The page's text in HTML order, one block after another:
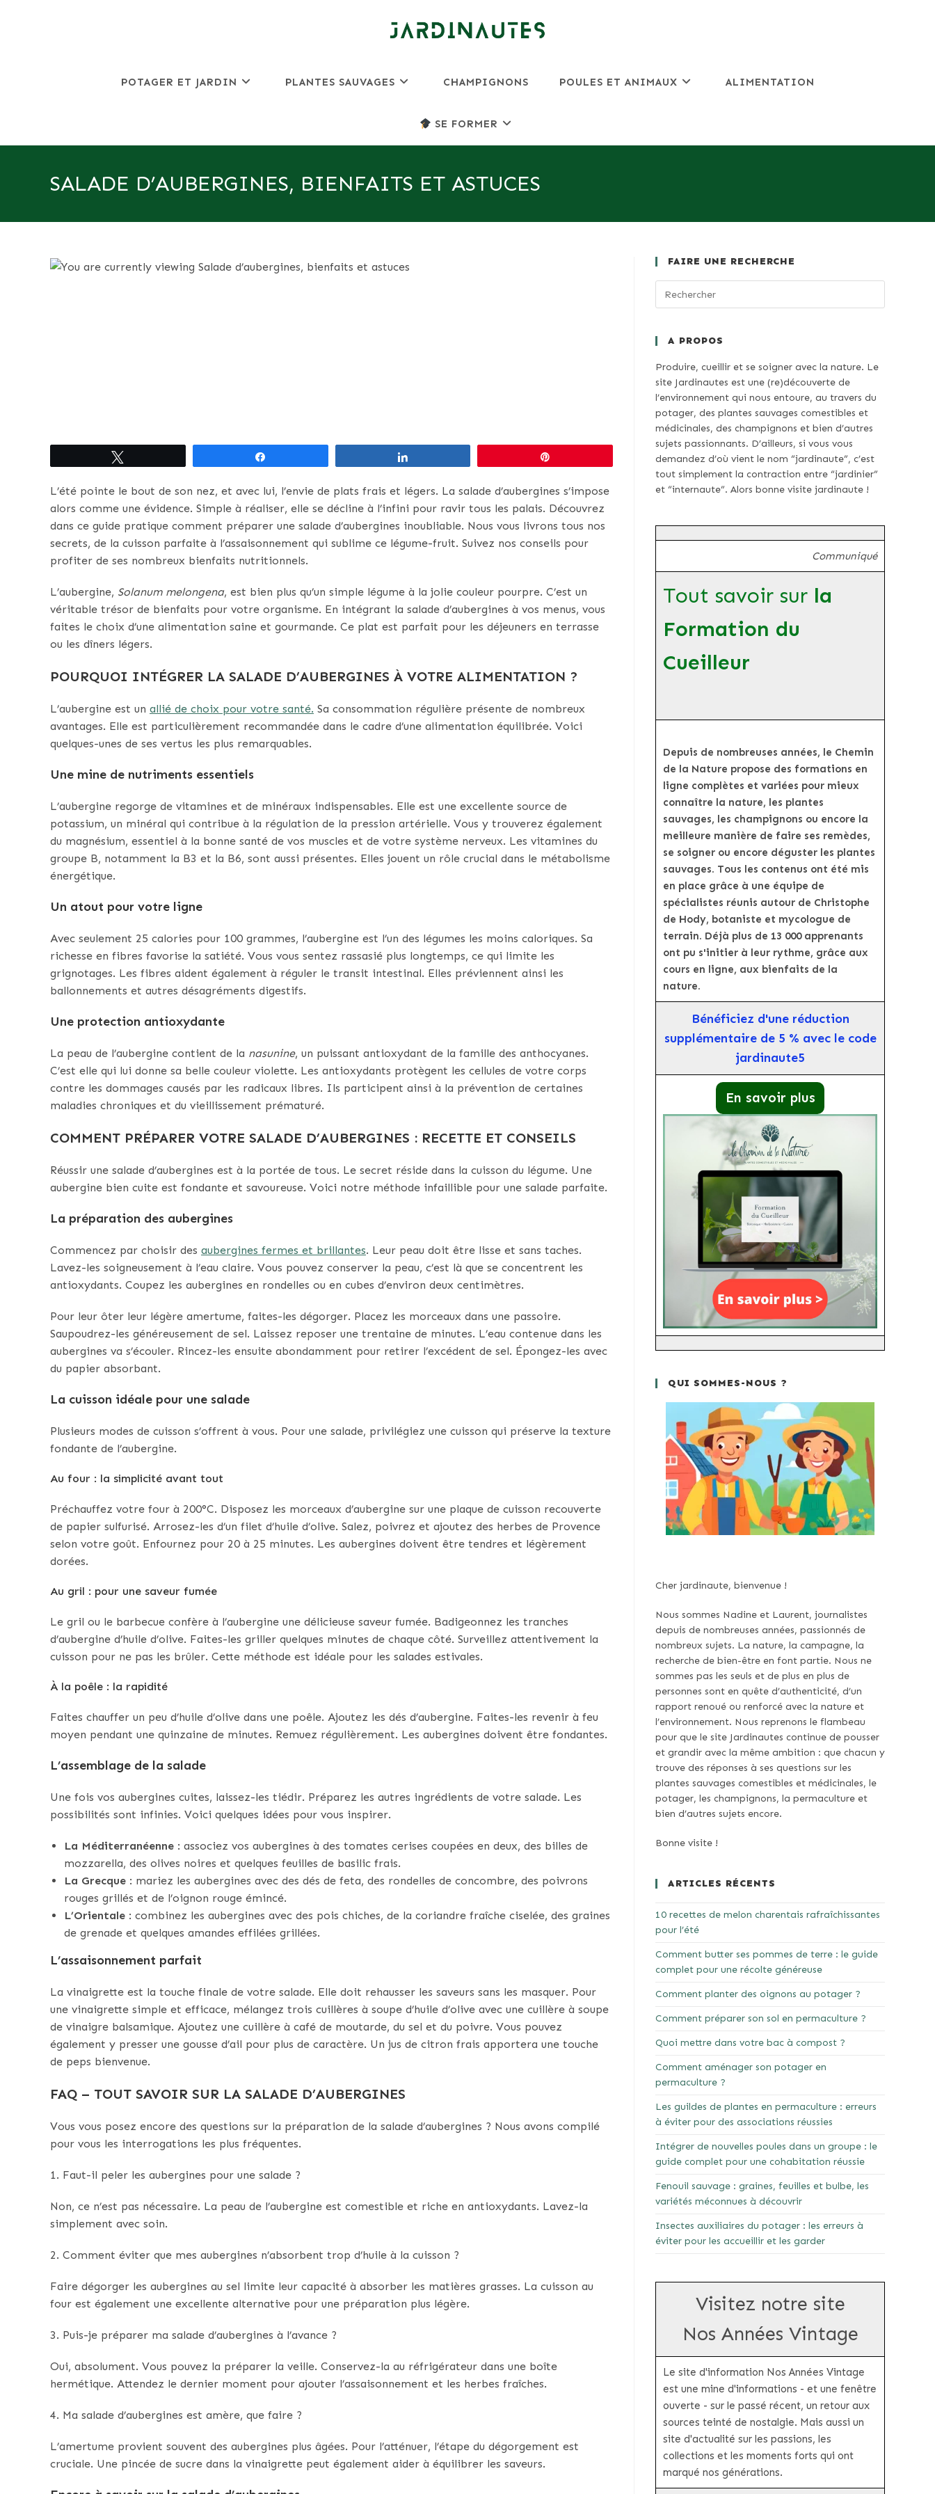
POTAGER ET JARDIN PLANTES SAUVAGES CHAMPIGNONS POULES ET ANIMAUX ALIMENTATION
SE FORMER
SALADE D’AUBERGINES, BIENFAITS ET ASTUCES
L’été pointe le bout de son nez, et avec lui, l’envie de plats frais et légers. La salade d’aubergines s’impose
alors comme une évidence. Simple à réaliser, elle se décline à l’infini pour ravir tous les palais. Découvrez
dans ce guide pratique comment préparer une salade d’aubergines inoubliable. Nous vous livrons tous nos
secrets, de la cuisson parfaite à l’assaisonnement qui sublime ce légume-fruit. Suivez nos conseils pour
profiter de ses nombreux bienfaits nutritionnels.
L’aubergine, Solanum melongena, est bien plus qu’un simple légume à la jolie couleur pourpre. C’est un
véritable trésor de bienfaits pour votre organisme. En intégrant la salade d’aubergines à vos menus, vous
faites le choix d’une alimentation saine et gourmande. Ce plat est parfait pour les déjeuners en terrasse
ou les dîners légers.
POURQUOI INTÉGRER LA SALADE D’AUBERGINES À VOTRE ALIMENTATION ?
L’aubergine est un allié de choix pour votre santé. Sa consommation régulière présente de nombreux
avantages. Elle est particulièrement recommandée dans le cadre d’une alimentation équilibrée. Voici
quelques-unes de ses vertus les plus remarquables.
Une mine de nutriments essentiels
L’aubergine regorge de vitamines et de minéraux indispensables. Elle est une excellente source de
potassium, un minéral qui contribue à la régulation de la pression artérielle. Vous y trouverez également
du magnésium, essentiel à la bonne santé de vos muscles et de votre système nerveux. Les vitamines du
groupe B, notamment la B3 et la B6, sont aussi présentes. Elles jouent un rôle crucial dans le métabolisme
énergétique.
Un atout pour votre ligne
Avec seulement 25 calories pour 100 grammes, l’aubergine est l’un des légumes les moins caloriques. Sa
richesse en fibres favorise la satiété. Vous vous sentez rassasié plus longtemps, ce qui limite les
grignotages. Les fibres aident également à réguler le transit intestinal. Elles préviennent ainsi les
ballonnements et autres désagréments digestifs.
Une protection antioxydante
La peau de l’aubergine contient de la nasunine, un puissant antioxydant de la famille des anthocyanes.
C’est elle qui lui donne sa belle couleur violette. Les antioxydants protègent les cellules de votre corps
contre les dommages causés par les radicaux libres. Ils participent ainsi à la prévention de certaines
maladies chroniques et du vieillissement prématuré.
COMMENT PRÉPARER VOTRE SALADE D’AUBERGINES : RECETTE ET CONSEILS
Réussir une salade d’aubergines est à la portée de tous. Le secret réside dans la cuisson du légume. Une
aubergine bien cuite est fondante et savoureuse. Voici notre méthode infaillible pour une salade parfaite.
La préparation des aubergines
Commencez par choisir des aubergines fermes et brillantes. Leur peau doit être lisse et sans taches.
Lavez-les soigneusement à l’eau claire. Vous pouvez conserver la peau, c’est là que se concentrent les
antioxydants. Coupez les aubergines en rondelles ou en cubes d’environ deux centimètres.
Pour leur ôter leur légère amertume, faites-les dégorger. Placez les morceaux dans une passoire.
Saupoudrez-les généreusement de sel. Laissez reposer une trentaine de minutes. L’eau contenue dans les
aubergines va s’écouler. Rincez-les ensuite abondamment pour retirer l’excédent de sel. Épongez-les avec
du papier absorbant.
La cuisson idéale pour une salade
Plusieurs modes de cuisson s’offrent à vous. Pour une salade, privilégiez une cuisson qui préserve la texture
fondante de l’aubergine.
Au four : la simplicité avant tout
Préchauffez votre four à 200°C. Disposez les morceaux d’aubergine sur une plaque de cuisson recouverte
de papier sulfurisé. Arrosez-les d’un filet d’huile d’olive. Salez, poivrez et ajoutez des herbes de Provence
selon votre goût. Enfournez pour 20 à 25 minutes. Les aubergines doivent être tendres et légèrement
dorées.
Au gril : pour une saveur fumée
Le gril ou le barbecue confère à l’aubergine une délicieuse saveur fumée. Badigeonnez les tranches
d’aubergine d’huile d’olive. Faites-les griller quelques minutes de chaque côté. Surveillez attentivement la
cuisson pour ne pas les brûler. Cette méthode est idéale pour les salades estivales.
À la poêle : la rapidité
Faites chauffer un peu d’huile d’olive dans une poêle. Ajoutez les dés d’aubergine. Faites-les revenir à feu
moyen pendant une quinzaine de minutes. Remuez régulièrement. Les aubergines doivent être fondantes.
L’assemblage de la salade
Une fois vos aubergines cuites, laissez-les tiédir. Préparez les autres ingrédients de votre salade. Les
possibilités sont infinies. Voici quelques idées pour vous inspirer.
La Méditerranéenne : associez vos aubergines à des tomates cerises coupées en deux, des billes de
mozzarella, des olives noires et quelques feuilles de basilic frais.
La Grecque : mariez les aubergines avec des dés de feta, des rondelles de concombre, des poivrons
rouges grillés et de l’oignon rouge émincé.
L’Orientale : combinez les aubergines avec des pois chiches, de la coriandre fraîche ciselée, des graines
de grenade et quelques amandes effilées grillées.
L’assaisonnement parfait
La vinaigrette est la touche finale de votre salade. Elle doit rehausser les saveurs sans les masquer. Pour
une vinaigrette simple et efficace, mélangez trois cuillères à soupe d’huile d’olive avec une cuillère à soupe
de vinaigre balsamique. Ajoutez une cuillère à café de moutarde, du sel et du poivre. Vous pouvez
également y presser une gousse d’ail pour plus de caractère. Un jus de citron frais apportera une touche
de peps bienvenue.
FAQ – TOUT SAVOIR SUR LA SALADE D’AUBERGINES
Vous vous posez encore des questions sur la préparation de la salade d’aubergines ? Nous avons compilé
pour vous les interrogations les plus fréquentes.
1. Faut-il peler les aubergines pour une salade ?
Non, ce n’est pas nécessaire. La peau de l’aubergine est comestible et riche en antioxydants. Lavez-la
simplement avec soin.
2. Comment éviter que mes aubergines n’absorbent trop d’huile à la cuisson ?
Faire dégorger les aubergines au sel limite leur capacité à absorber les matières grasses. La cuisson au
four est également une excellente alternative pour une préparation plus légère.
3. Puis-je préparer ma salade d’aubergines à l’avance ?
Oui, absolument. Vous pouvez la préparer la veille. Conservez-la au réfrigérateur dans une boîte
hermétique. Attendez le dernier moment pour ajouter l’assaisonnement et les herbes fraîches.
4. Ma salade d’aubergines est amère, que faire ?
L’amertume provient souvent des aubergines plus âgées. Pour l’atténuer, l’étape du dégorgement est
cruciale. Une pincée de sucre dans la vinaigrette peut également aider à équilibrer les saveurs.
FAIRE UNE RECHERCHE
A PROPOS
Produire, cueillir et se soigner avec la nature. Le
site Jardinautes est une (re)découverte de
l’environnement qui nous entoure, au travers du
potager, des plantes sauvages comestibles et
médicinales, des champignons et bien d’autres
sujets passionnants. D’ailleurs, si vous vous
demandez d’où vient le nom “jardinaute”, c’est
tout simplement la contraction entre “jardinier”
et “internaute”. Alors bonne visite jardinaute !
Communiqué
Tout savoir sur la
Formation du
Cueilleur
Depuis de nombreuses années, le Chemin
de la Nature propose des formations en
ligne complètes et variées pour mieux
connaître la nature, les plantes
sauvages, les champignons ou encore la
meilleure manière de faire ses remèdes,
se soigner ou encore déguster les plantes
sauvages. Tous les contenus ont été mis
en place grâce à une équipe de
spécialistes réunis autour de Christophe
de Hody, botaniste et mycologue de
terrain. Déjà plus de 13 000 apprenants
ont pu s'initier à leur rythme, grâce aux
cours en ligne, aux bienfaits de la
nature.
Bénéficiez d'une réduction
supplémentaire de 5 % avec le code
jardinaute5
En savoir plus
QUI SOMMES-NOUS ?
Cher jardinaute, bienvenue !
Nous sommes Nadine et Laurent, journalistes
depuis de nombreuses années, passionnés de
nombreux sujets. La nature, la campagne, la
recherche de bien-être en font partie. Nous ne
sommes pas les seuls et de plus en plus de
personnes sont en quête d’authenticité, d’un
rapport renoué ou renforcé avec la nature et
l’environnement. Nous reprenons le flambeau
pour que le site Jardinautes continue de pousser
et grandir avec la même ambition : que chacun y
trouve des réponses à ses questions sur les
plantes sauvages comestibles et médicinales, le
potager, les champignons, la permaculture et
bien d’autres sujets encore.
Bonne visite !
ARTICLES RÉCENTS
10 recettes de melon charentais rafraîchissantes
pour l’été
Comment butter ses pommes de terre : le guide
complet pour une récolte généreuse
Comment planter des oignons au potager ?
Comment préparer son sol en permaculture ?
Quoi mettre dans votre bac à compost ?
Comment aménager son potager en
permaculture ?
Les guildes de plantes en permaculture : erreurs
à éviter pour des associations réussies
Intégrer de nouvelles poules dans un groupe : le
guide complet pour une cohabitation réussie
Fenouil sauvage : graines, feuilles et bulbe, les
variétés méconnues à découvrir
Insectes auxiliaires du potager : les erreurs à
éviter pour les accueillir et les garder
Visitez notre site
Nos Années Vintage
Le site d'information Nos Années Vintage
est une mine d'informations - et une fenêtre
ouverte - sur le passé récent, un retour aux
sources teinté de nostalgie. Mais aussi un
site d'actualité sur les passions, les
collections et les moments forts qui ont
marqué nos générations.